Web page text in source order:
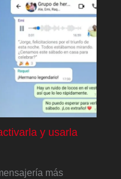
y usarla
más